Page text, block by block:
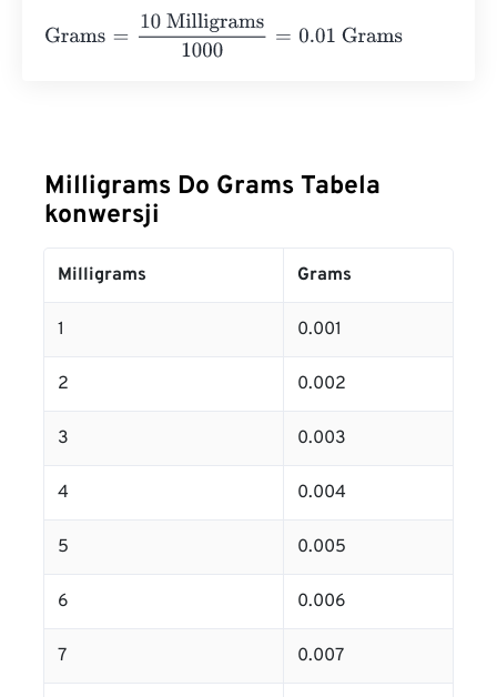
Grams
10 Milligrams1000=0.01 Grams
Milligrams Do Grams Tabela
konwersji
Milligrams Grams
1 0.001
2 0.002
3 0.003
4 0.004
5 0.005
6 0.006
7 0.007